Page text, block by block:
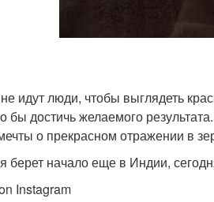
идут люди, чтобы выглядеть
бы достичь желаемого
о прекрасном отражении в
берет начало еще в Индии,
Instagram